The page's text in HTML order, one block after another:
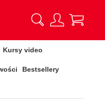
Kursy video
Bestsellery